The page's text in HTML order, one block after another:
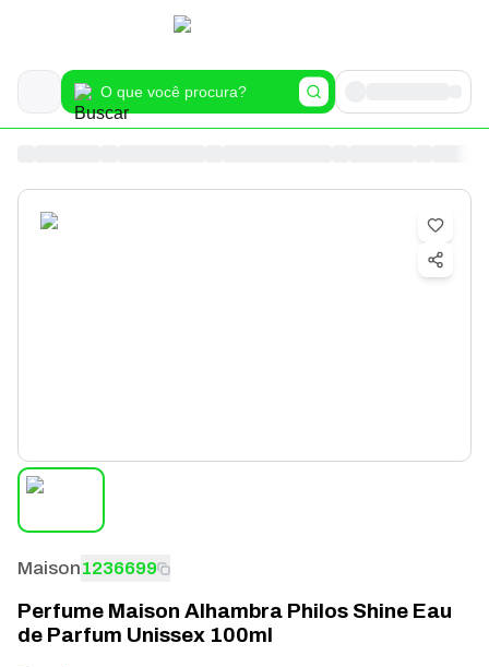
Maison1236699
Perfume Maison Alhambra Philos Shine Eau
de Parfum Unissex 100ml